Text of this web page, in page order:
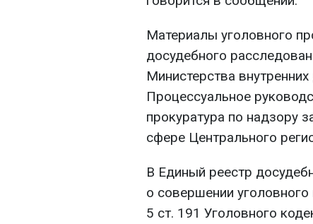
Материалы уголовного
досудебного
Министерства внутренних
Процессуальное
прокуратура по надзору
сфере Центрального
В Единый реестр
о совершении
5 ст. 191 Уголовного